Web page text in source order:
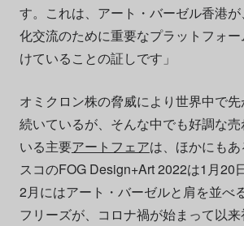
す。これは、アート・バーゼル香港
化交流のために重要なプラットフォ
けていることの証しです」
オミクロン株の脅威により世界中で
続いているが、そんな中でも好調な
いる主要アートフェアは、ほかにも
スコのFOG Design+Art 2022は1月20
2月にはアート・バーゼルと肩を並べ
フリーズが、コロナ禍が始まって以